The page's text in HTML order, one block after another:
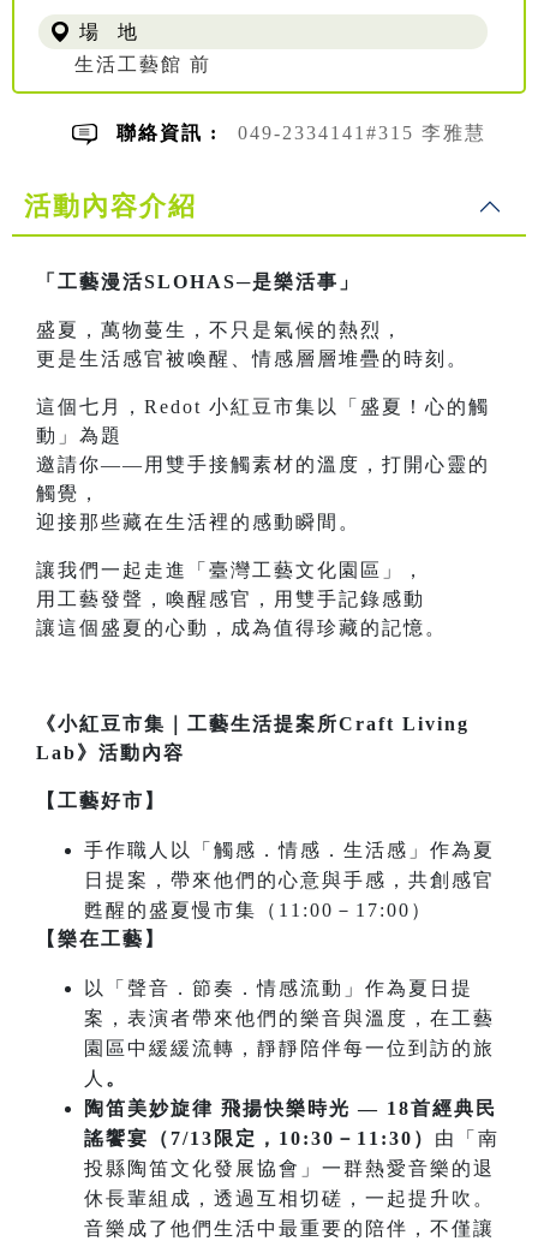
場 地
生活工藝館 前
聯絡資訊 : 049-2334141#315 李雅慧
活動內容介紹
「工藝漫活SLOHAS─是樂活事」
盛夏，萬物蔓生，不只是氣候的熱烈，
更是生活感官被喚醒、情感層層堆疊的時刻。
這個七月，Redot 小紅豆市集以「盛夏！心的觸
動」為題
邀請你——用雙手接觸素材的溫度，打開心靈的
觸覺，
迎接那些藏在生活裡的感動瞬間。
讓我們一起走進「臺灣工藝文化園區」，
用工藝發聲，喚醒感官，用雙手記錄感動
讓這個盛夏的心動，成為值得珍藏的記憶。
《小紅豆市集｜工藝生活提案所Craft Living
Lab》活動內容
【工藝好市】
手作職人以「觸感．情感．生活感」作為夏
日提案，帶來他們的心意與手感，共創感官
甦醒的盛夏慢市集（11:00－17:00）
【樂在工藝】
以「聲音．節奏．情感流動」作為夏日提
案，表演者帶來他們的樂音與溫度，在工藝
園區中緩緩流轉，靜靜陪伴每一位到訪的旅
人 。
陶笛美妙旋律 飛揚快樂時光 — 18首經典民
謠饗宴（7/13限定，10:30－11:30） 由「南
投縣陶笛文化發展協會」一群熱愛音樂的退
休長輩組成，透過互相切磋，一起提升吹。
音樂成了他們生活中最重要的陪伴，不僅讓